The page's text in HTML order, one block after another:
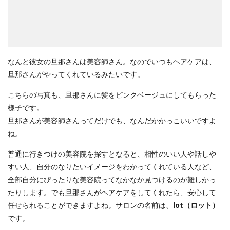
なんと彼女の旦那さんは美容師さん。なのでいつもヘアケアは、
旦那さんがやってくれているみたいです。
こちらの写真も、旦那さんに髪をピンクベージュにしてもらった
様子です。
旦那さんが美容師さんってだけでも、なんだかかっこいいですよ
ね。
普通に行きつけの美容院を探すとなると、相性のいい人や話しや
すい人、自分のなりたいイメージをわかってくれている人など、
全部自分にぴったりな美容院ってなかなか見つけるのが難しかっ
たりします。でも旦那さんがヘアケアをしてくれたら、安心して
任せられることができますよね。サロンの名前は、 lot（ロット）
です。